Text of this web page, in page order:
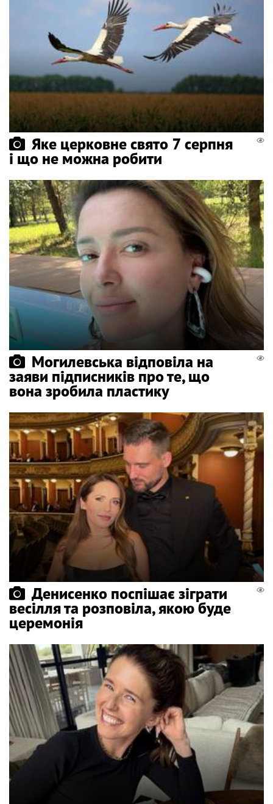
Яке церковне свято 7 серпня
і що не можна робити
Могилевська відповіла на
заяви підписників про те, що
вона зробила пластику
Денисенко поспішає зіграти
весілля та розповіла, якою буде
церемонія